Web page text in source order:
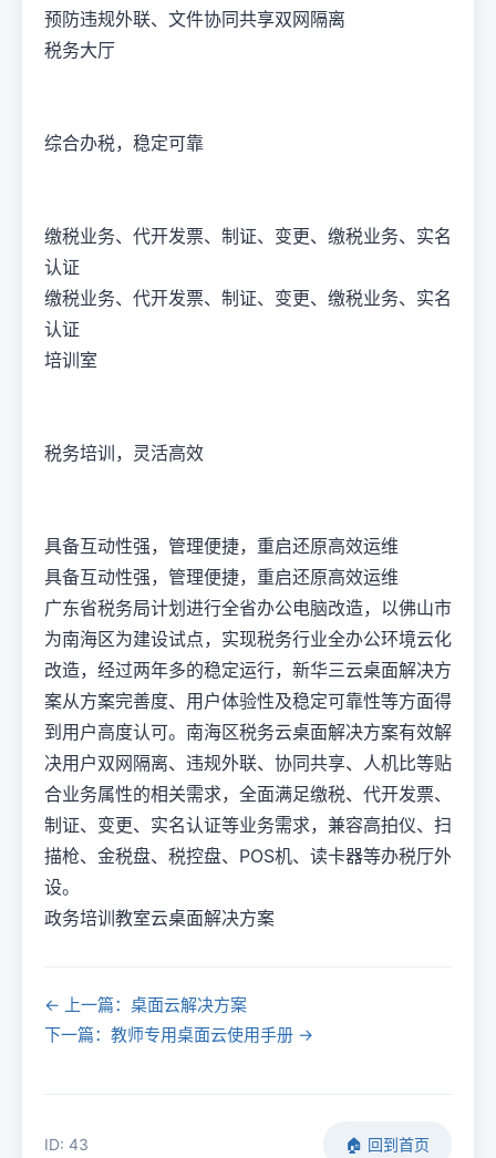
预防违规外联、文件协同共享双网隔离
税务大厅
综合办税，稳定可靠
缴税业务、代开发票、制证、变更、缴税业务、实名
认证
缴税业务、代开发票、制证、变更、缴税业务、实名
认证
培训室
税务培训，灵活高效
具备互动性强，管理便捷，重启还原高效运维
具备互动性强，管理便捷，重启还原高效运维
广东省税务局计划进行全省办公电脑改造，以佛山市
为南海区为建设试点，实现税务行业全办公环境云化
改造，经过两年多的稳定运行，新华三云桌面解决方
案从方案完善度、用户体验性及稳定可靠性等方面得
到用户高度认可。南海区税务云桌面解决方案有效解
决用户双网隔离、违规外联、协同共享、人机比等贴
合业务属性的相关需求，全面满足缴税、代开发票、
制证、变更、实名认证等业务需求，兼容高拍仪、扫
描枪、金税盘、税控盘、POS机、读卡器等办税厅外
设。
政务培训教室云桌面解决方案
← 上一篇：桌面云解决方案
下一篇：教师专用桌面云使用手册 →
ID: 43 🏠 回到首页